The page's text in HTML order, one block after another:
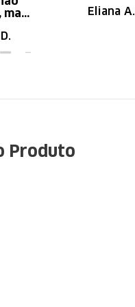
mas
Eliana A.
Produto